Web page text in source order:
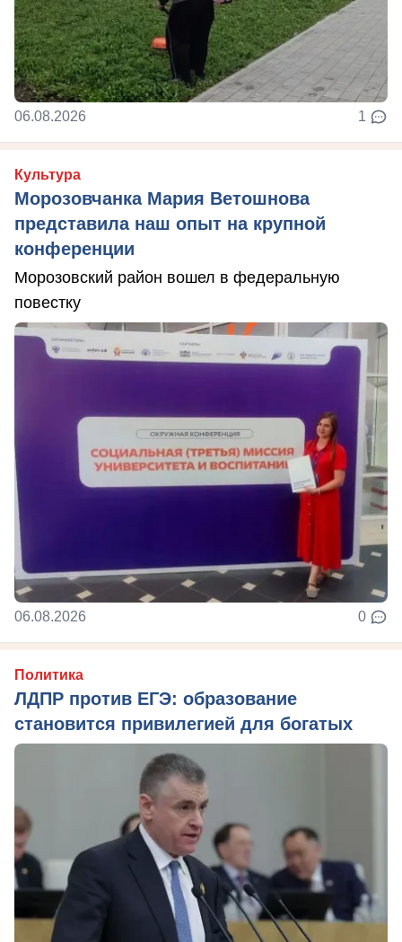
06.08.2026 1
Культура
Морозовчанка Мария Ветошнова
представила наш опыт на крупной
конференции
Морозовский район вошел в федеральную
повестку
06.08.2026 0
Политика
ЛДПР против ЕГЭ: образование
становится привилегией для богатых